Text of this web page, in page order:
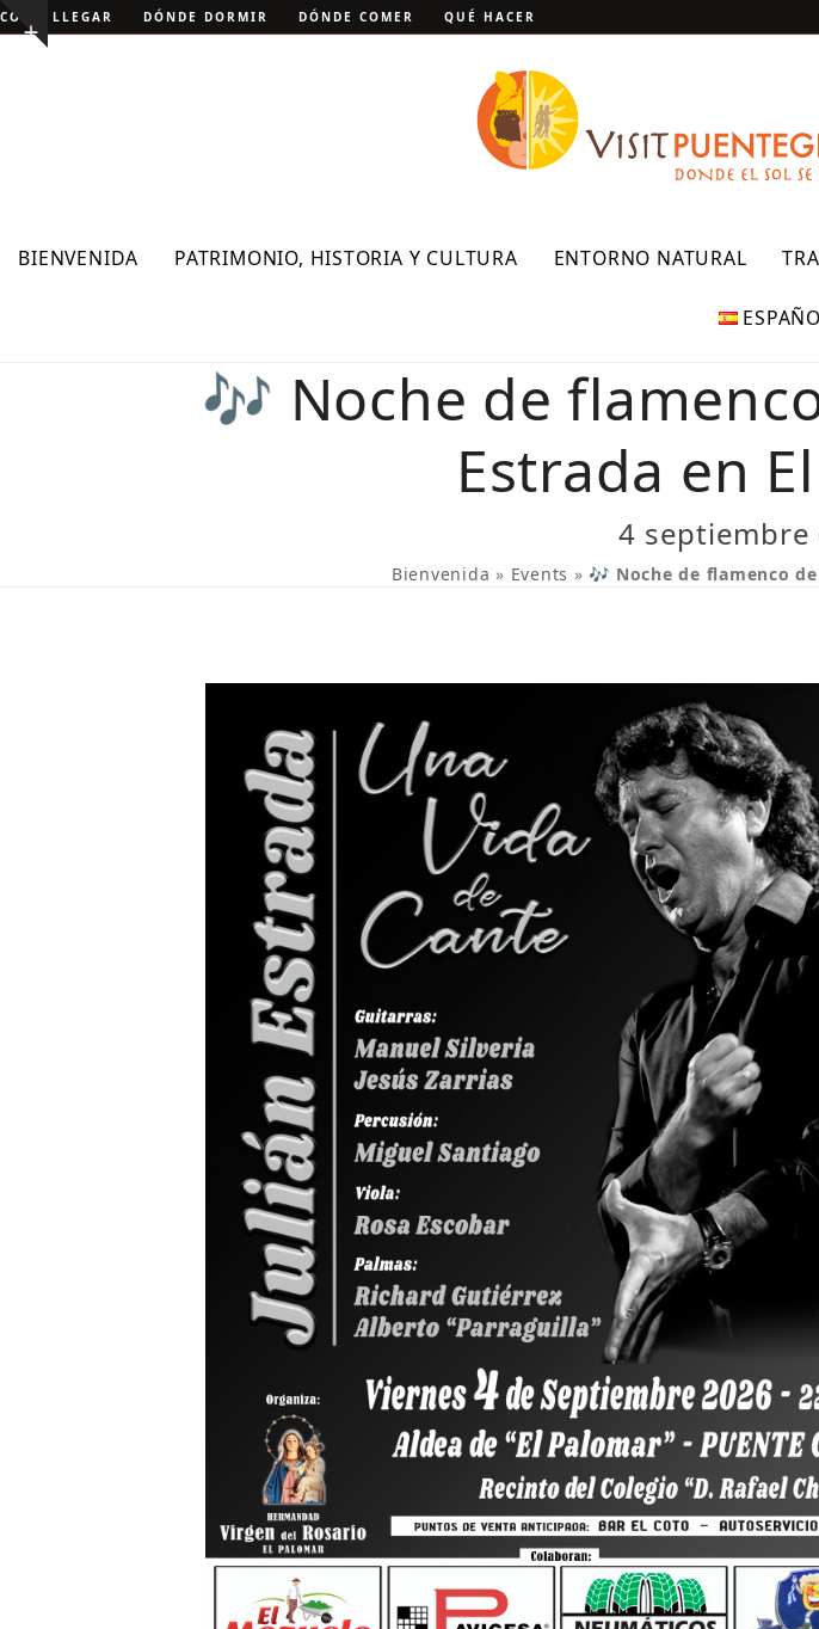
Skip
to Show
CÓMO LLEGAR DÓNDE DORMIR DÓNDE COMER QUÉ HACER
BIENVENIDA PATRIMONIO, HISTORIA Y CULTURA ENTORNO NATURAL
🎶 Noche de
Estrada en
4 septiembre
Bienvenida » Events » 🎶 Noche de flamenco